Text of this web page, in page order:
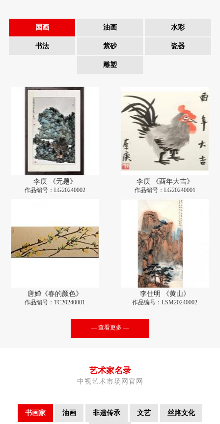
国画 油画 水彩
书法 紫砂 瓷器
雕塑
李庚 《无题》
作品编号：LG20240002
李庚 《酉年大吉》
作品编号：LG20240001
唐婵《春的颜色》
作品编号：TC20240001
李仕明 《黄山》
作品编号：LSM20240002
— 查看更多 —
艺术家名录
中视艺术市场网官网
书画家 油画 非遗传承 文艺 丝路文化